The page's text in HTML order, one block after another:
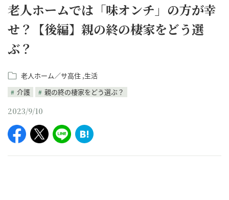
老人ホームでは「味オンチ」の方が幸
せ？【後編】親の終の棲家をどう選
ぶ？
老人ホーム／サ高住 生活
介護
親の終の棲家をどう選ぶ？
2023/9/10